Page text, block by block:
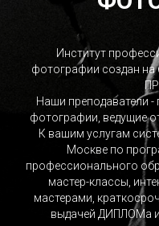
Институт
фотографии создан на
Наши преподаватели -
фотографии, ведущие
К вашим услугам
Москве по
профессионального
мастер-классы,
мастерами,
выдачей ДИПЛОМа